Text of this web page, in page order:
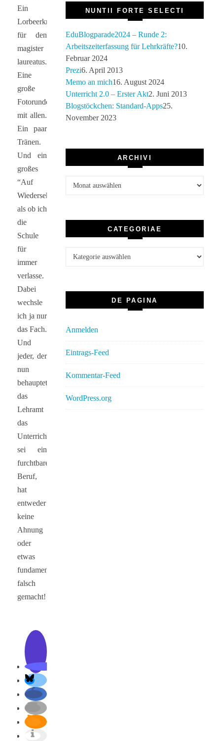
Ein
Lorbeerkranz
für den
magister
laureatus.
Eine
große
Fotorunde
mit allen.
Ein paar
Tränen.
Und ein
großes
“Auf
Wiedersehen”,
als ob ich
die
Schule
für
immer
verlasse.
Dabei
wechsle
ich ja nur
das Fach.
Und
jeder, der
nun
behauptet,
das
Lehramt
das
Unterrichten
sei ein
furchtbarer
Beruf,
hat
entweder
keine
Ahnung
oder
etwas
fundamental
falsch
gemacht!
NUNTII FORTE SELECTI
EduBlogparade2024 – Runde 2:
Arbeitszeiterfassung für Lehrkräfte?10.
Februar 2024
Prezi6. April 2013
Memo an mich16. August 2024
Unterricht 2.0 – Erster Akt2. Juni 2013
Blogstöckchen: Standard-Apps25.
November 2023
ARCHIVI
Archivi
CATEGORIAE
Categoriae
DE PAGINA
Anmelden
Eintrags-Feed
Kommentar-Feed
WordPress.org